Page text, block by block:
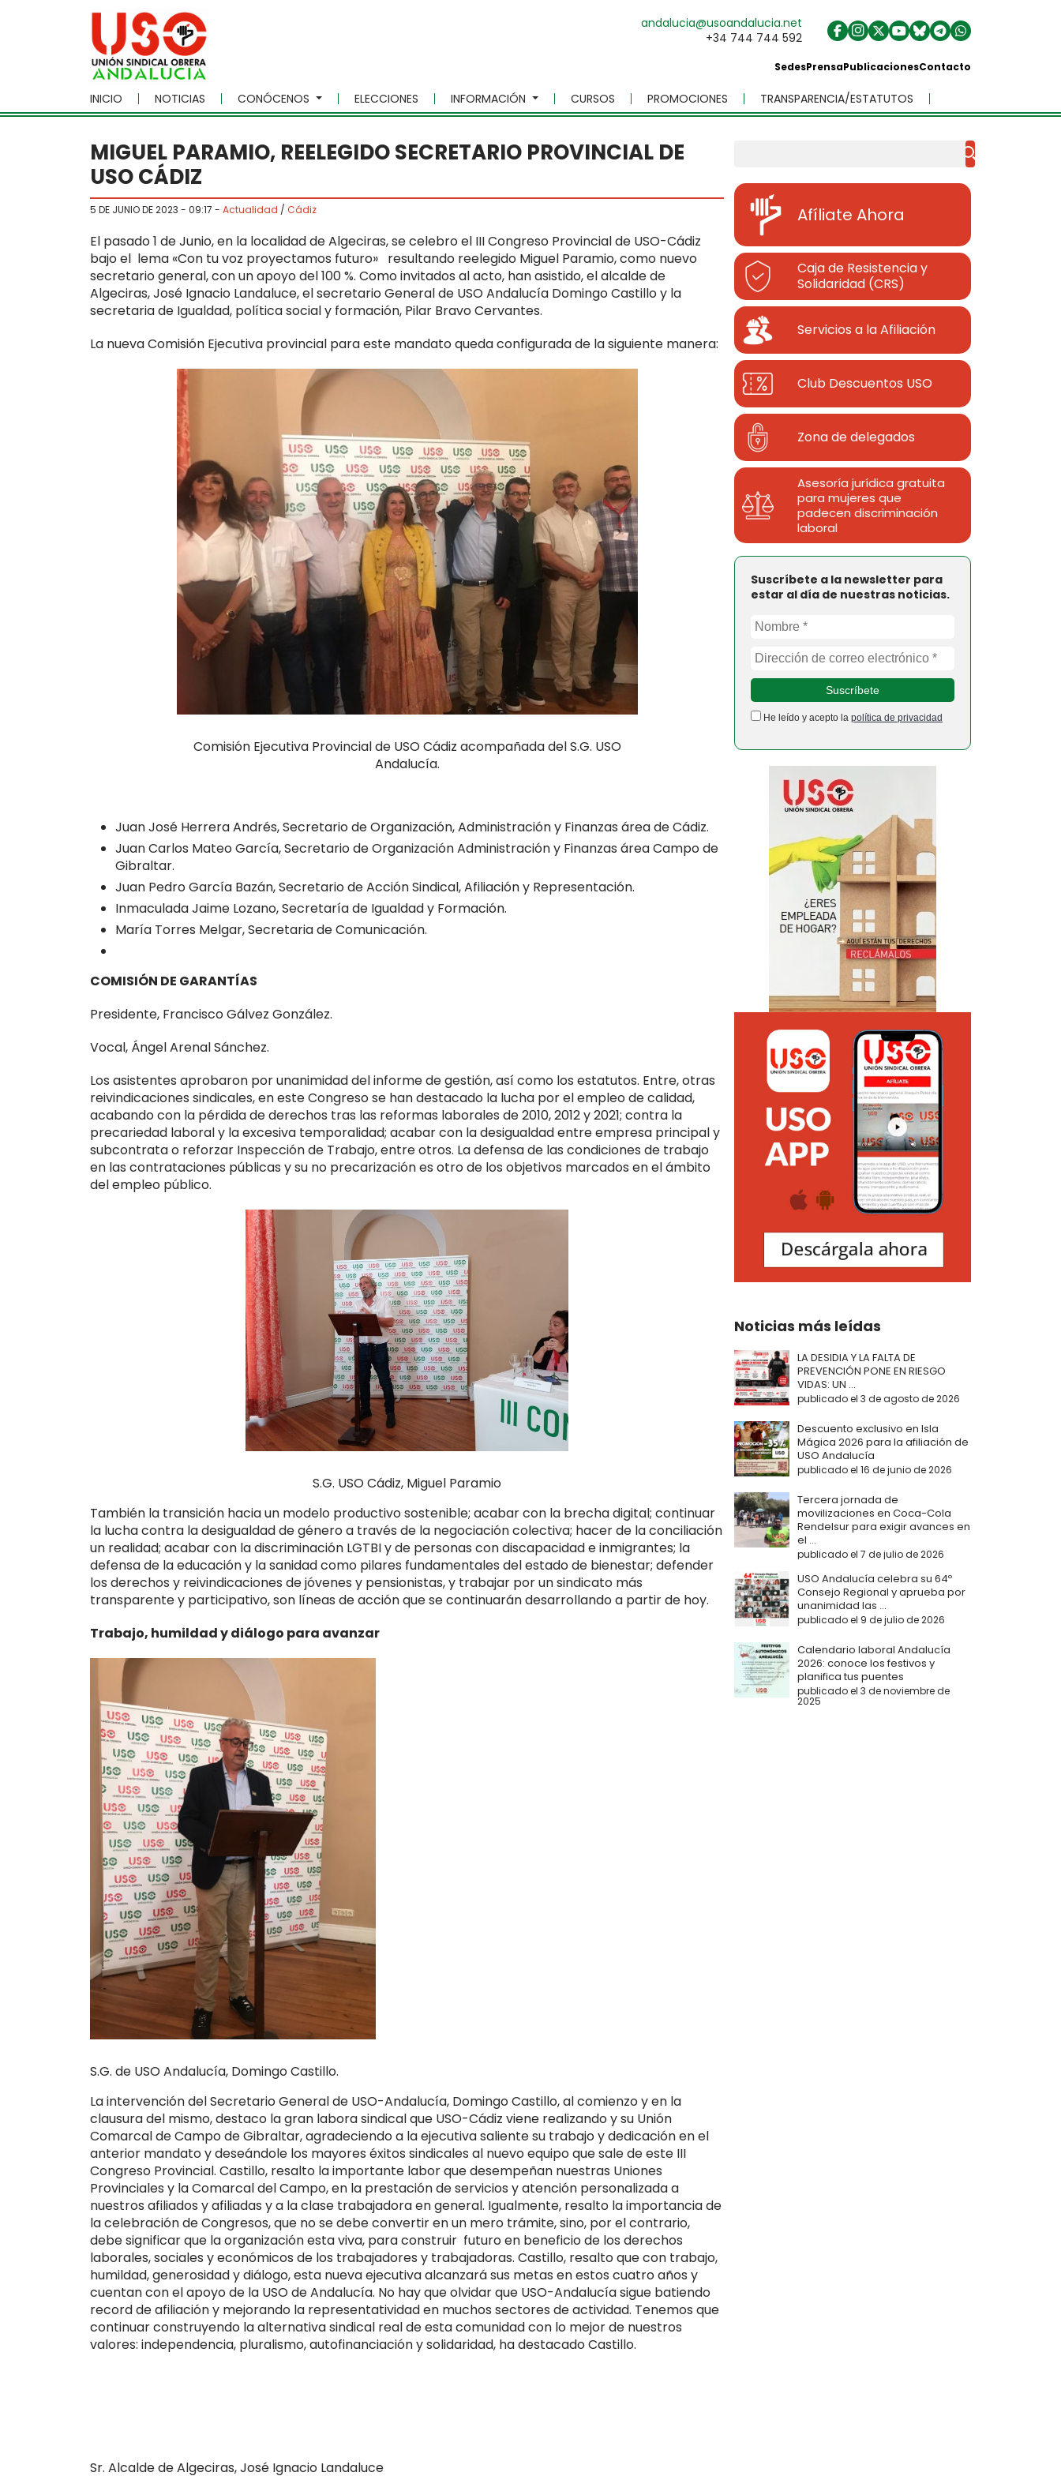
Skip to main content
andalucia@usoandalucia.net
+34 744 744 592
SedesPrensaPublicacionesContacto
INICIO NOTICIAS CONÓCENOS ELECCIONES INFORMACIÓN CURSOS PROMOCIONES TRANSPARENCIA/ESTATUTOS
MIGUEL PARAMIO, REELEGIDO SECRETARIO PROVINCIAL DE
USO CÁDIZ
5 DE JUNIO DE 2023 - 09:17 - Actualidad / Cádiz
El pasado 1 de Junio, en la localidad de Algeciras, se celebro el III Congreso Provincial de USO-Cádiz
bajo el lema «Con tu voz proyectamos futuro» resultando reelegido Miguel Paramio, como nuevo
secretario general, con un apoyo del 100 %. Como invitados al acto, han asistido, el alcalde de
Algeciras, José Ignacio Landaluce, el secretario General de USO Andalucía Domingo Castillo y la
secretaria de Igualdad, política social y formación, Pilar Bravo Cervantes.
La nueva Comisión Ejecutiva provincial para este mandato queda configurada de la siguiente manera:
Comisión Ejecutiva Provincial de USO Cádiz acompañada del S.G. USO
Andalucía.
Juan José Herrera Andrés, Secretario de Organización, Administración y Finanzas área de Cádiz.
Juan Carlos Mateo García, Secretario de Organización Administración y Finanzas área Campo de
Gibraltar.
Juan Pedro García Bazán, Secretario de Acción Sindical, Afiliación y Representación.
Inmaculada Jaime Lozano, Secretaría de Igualdad y Formación.
María Torres Melgar, Secretaria de Comunicación.
COMISIÓN DE GARANTÍAS
Presidente, Francisco Gálvez González.
Vocal, Ángel Arenal Sánchez.
Los asistentes aprobaron por unanimidad del informe de gestión, así como los estatutos. Entre, otras
reivindicaciones sindicales, en este Congreso se han destacado la lucha por el empleo de calidad,
acabando con la pérdida de derechos tras las reformas laborales de 2010, 2012 y 2021; contra la
precariedad laboral y la excesiva temporalidad; acabar con la desigualdad entre empresa principal y
subcontrata o reforzar Inspección de Trabajo, entre otros. La defensa de las condiciones de trabajo
en las contrataciones públicas y su no precarización es otro de los objetivos marcados en el ámbito
del empleo público.
S.G. USO Cádiz, Miguel Paramio
También la transición hacia un modelo productivo sostenible; acabar con la brecha digital; continuar
la lucha contra la desigualdad de género a través de la negociación colectiva; hacer de la conciliación
un realidad; acabar con la discriminación LGTBI y de personas con discapacidad e inmigrantes; la
defensa de la educación y la sanidad como pilares fundamentales del estado de bienestar; defender
los derechos y reivindicaciones de jóvenes y pensionistas, y trabajar por un sindicato más
transparente y participativo, son líneas de acción que se continuarán desarrollando a partir de hoy.
Trabajo, humildad y diálogo para avanzar
S.G. de USO Andalucía, Domingo Castillo.
La intervención del Secretario General de USO-Andalucía, Domingo Castillo, al comienzo y en la
clausura del mismo, destaco la gran labora sindical que USO-Cádiz viene realizando y su Unión
Comarcal de Campo de Gibraltar, agradeciendo a la ejecutiva saliente su trabajo y dedicación en el
anterior mandato y deseándole los mayores éxitos sindicales al nuevo equipo que sale de este III
Congreso Provincial. Castillo, resalto la importante labor que desempeñan nuestras Uniones
Provinciales y la Comarcal del Campo, en la prestación de servicios y atención personalizada a
nuestros afiliados y afiliadas y a la clase trabajadora en general. Igualmente, resalto la importancia de
la celebración de Congresos, que no se debe convertir en un mero trámite, sino, por el contrario,
debe significar que la organización esta viva, para construir futuro en beneficio de los derechos
laborales, sociales y económicos de los trabajadores y trabajadoras. Castillo, resalto que con trabajo,
humildad, generosidad y diálogo, esta nueva ejecutiva alcanzará sus metas en estos cuatro años y
cuentan con el apoyo de la USO de Andalucía. No hay que olvidar que USO-Andalucía sigue batiendo
record de afiliación y mejorando la representatividad en muchos sectores de actividad. Tenemos que
continuar construyendo la alternativa sindical real de esta comunidad con lo mejor de nuestros
valores: independencia, pluralismo, autofinanciación y solidaridad, ha destacado Castillo.
Sr. Alcalde de Algeciras, José Ignacio Landaluce
Afíliate Ahora
Caja de Resistencia y
Solidaridad (CRS)
Servicios a la Afiliación
Club Descuentos USO
Zona de delegados
Asesoría jurídica gratuita
para mujeres que
padecen discriminación
laboral
Suscríbete a la newsletter para
estar al día de nuestras noticias.
He leído y acepto la política de privacidad
Noticias más leídas
LA DESIDIA Y LA FALTA DE
PREVENCIÓN PONE EN RIESGO
VIDAS: UN ...
publicado el 3 de agosto de 2026
Descuento exclusivo en Isla
Mágica 2026 para la afiliación de
USO Andalucía
publicado el 16 de junio de 2026
Tercera jornada de
movilizaciones en Coca-Cola
Rendelsur para exigir avances en
el ...
publicado el 7 de julio de 2026
USO Andalucía celebra su 64º
Consejo Regional y aprueba por
unanimidad las ...
publicado el 9 de julio de 2026
Calendario laboral Andalucía
2026: conoce los festivos y
planifica tus puentes
publicado el 3 de noviembre de
2025